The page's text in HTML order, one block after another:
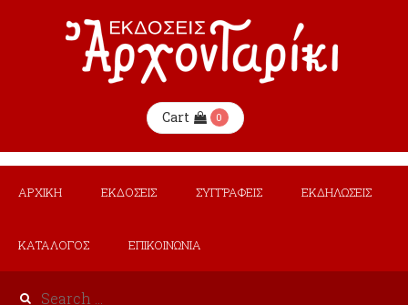
Cart 0
ΑΡΧΙΚΗ ΕΚΔΟΣΕΙΣ ΣΥΓΓΡΑΦΕΙΣ ΕΚΔΗΛΩΣΕΙΣ
ΚΑΤΑΛΟΓΟΣ ΕΠΙΚΟΙΝΩΝΙΑ